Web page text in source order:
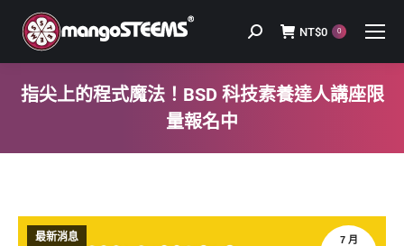
Search: NT$0 0
指尖上的程式魔法！BSD 科技素養達人講座限
量報名中
7 月
最新消息